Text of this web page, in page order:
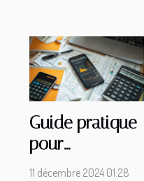
Guide pratique
pour
télécharger et
11 décembre 2024 01:28